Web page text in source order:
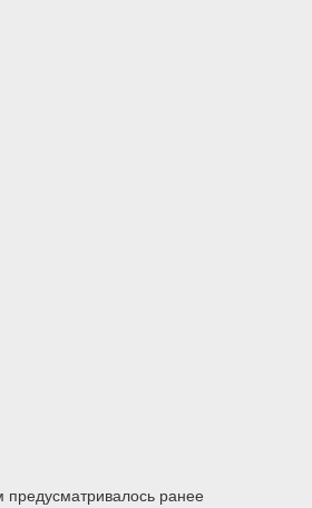
ранее